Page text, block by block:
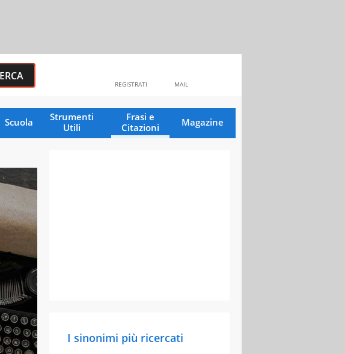
MAIL
REGISTRATI
Scuola
Strumenti
Utili
Frasi e
Citazioni
Magazine
I sinonimi più ricercati